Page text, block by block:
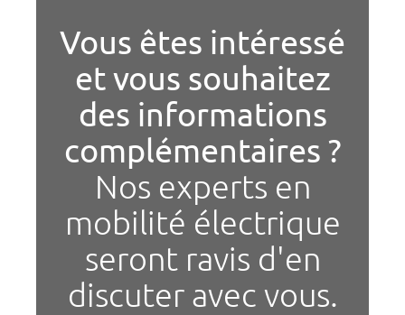
Vous êtes intéressé
et vous souhaitez
des informations
complémentaires ?
Nos experts en
mobilité électrique
seront ravis d'en
discuter avec vous.